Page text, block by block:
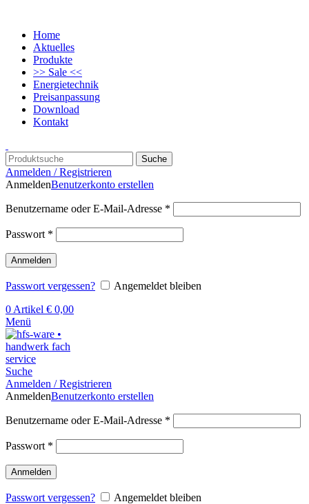
Home
Aktuelles
Produkte
>> Sale <<
Energietechnik
Preisanpassung
Download
Kontakt
Suche
Anmelden / Registrieren
AnmeldenBenutzerkonto erstellen
Benutzername oder E-Mail-Adresse *
Passwort *
Anmelden
Passwort vergessen?
Angemeldet bleiben
0 Artikel € 0,00
Menü
Suche
Anmelden / Registrieren
AnmeldenBenutzerkonto erstellen
Benutzername oder E-Mail-Adresse *
Passwort *
Anmelden
Passwort vergessen?
Angemeldet bleiben